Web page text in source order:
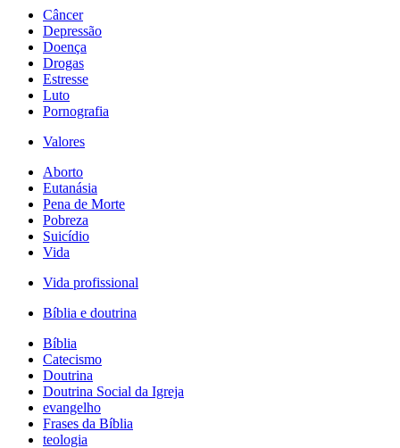
Câncer
Depressão
Doença
Drogas
Estresse
Luto
Pornografia
Valores
Aborto
Eutanásia
Pena de Morte
Pobreza
Suicídio
Vida
Vida profissional
Bíblia e doutrina
Bíblia
Catecismo
Doutrina
Doutrina Social da Igreja
evangelho
Frases da Bíblia
teologia